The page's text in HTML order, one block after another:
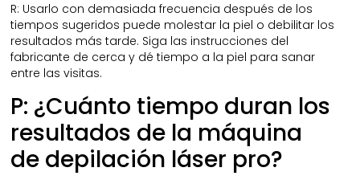
R: Usarlo con demasiada frecuencia después de los
tiempos sugeridos puede molestar la piel o debilitar los
resultados más tarde. Siga las instrucciones del
fabricante de cerca y dé tiempo a la piel para sanar
entre las visitas.
P: ¿Cuánto tiempo duran los
resultados de la máquina
de depilación láser pro?